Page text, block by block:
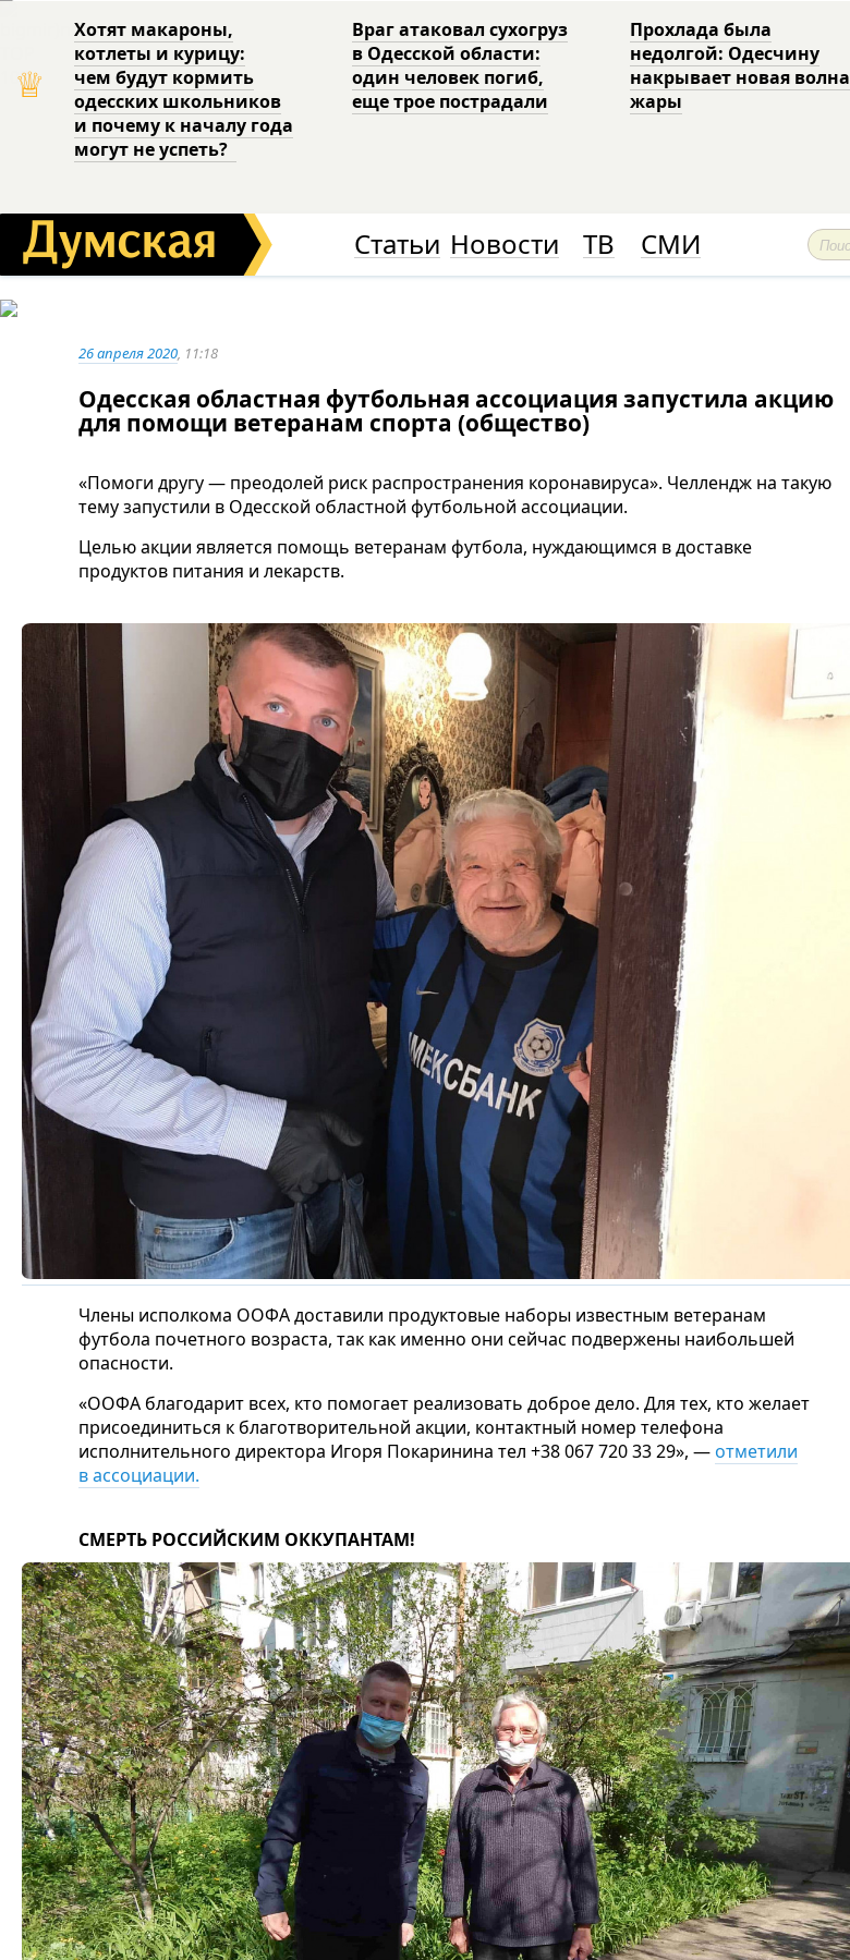
♕
Хотят макароны,
котлеты и курицу:
чем будут кормить
одесских школьников
и почему к началу года
могут не успеть?
Враг атаковал сухогруз
в Одесской области:
один человек погиб,
еще трое пострадали
Прохлада была
недолгой: Одесчину
накрывает новая волна
жары
Статьи Новости ТВ СМИ
26 апреля 2020, 11:18
Одесская областная футбольная ассоциация запустила акцию
для помощи ветеранам спорта (общество)
«Помоги другу — преодолей риск распространения коронавируса». Челлендж на такую
тему запустили в Одесской областной футбольной ассоциации.
Целью акции является помощь ветеранам футбола, нуждающимся в доставке
продуктов питания и лекарств.
Члены исполкома ООФА доставили продуктовые наборы известным ветеранам
футбола почетного возраста, так как именно они сейчас подвержены наибольшей
опасности.
«ООФА благодарит всех, кто помогает реализовать доброе дело. Для тех, кто желает
присоединиться к благотворительной акции, контактный номер телефона
исполнительного директора Игоря Покаринина тел +38 067 720 33 29», —отметили
в ассоциации.
СМЕРТЬ РОССИЙСКИМ ОККУПАНТАМ!